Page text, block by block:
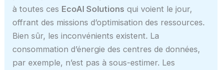
à toutes ces EcoAI Solutions qui voient le jour,
offrant des missions d’optimisation des ressources.
Bien sûr, les inconvénients existent. La
consommation d’énergie des centres de données,
par exemple, n’est pas à sous-estimer. Les